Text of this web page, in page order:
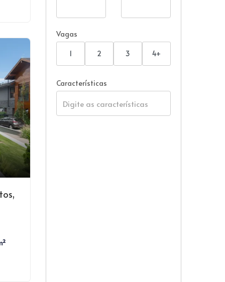
Vagas
1 2 3 4+
Características